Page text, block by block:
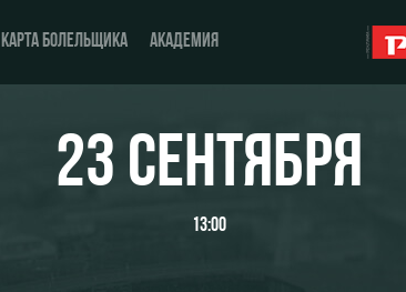
КАРТА БОЛЕЛЬЩИКА АКАДЕМИЯ
23 СЕНТЯБРЯ
13:00